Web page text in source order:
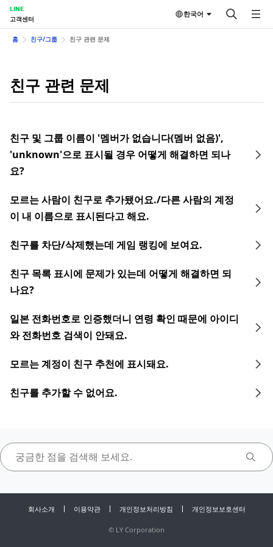
LINE
고객센터
한국어
홈 친구/그룹 친구 관련 문제
친구 관련 문제
친구 및 그룹 이름이 '멤버가 없습니다(멤버 없음)',
'unknown'으로 표시될 경우 어떻게 해결하면 되나
요?
모르는 사람이 친구로 추가됐어요./다른 사람의 계정
이 내 이름으로 표시된다고 해요.
친구를 차단/삭제했는데 게임 랭킹에 보여요.
친구 목록 표시에 문제가 있는데 어떻게 해결하면 되
나요?
일본 전화번호로 인증했더니 연령 확인 때문에 아이디
와 전화번호 검색이 안돼요.
모르는 계정이 친구 추천에 표시돼요.
친구를 추가할 수 없어요.
회사소개 이용약관 개인정보처리방침 개인정보보호센터
© LY Corporation